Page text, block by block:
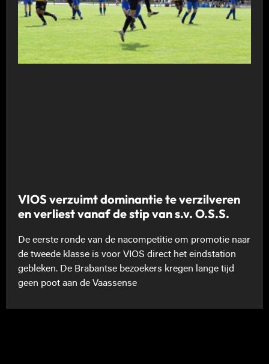
VIOS verzuimt dominantie te verzilveren
en verliest vanaf de stip van s.v. O.S.S.
De eerste ronde van de nacompetitie om promotie naar
de tweede klasse is voor VIOS direct het eindstation
gebleken. De Brabantse bezoekers kregen lange tijd
geen poot aan de Vaassense